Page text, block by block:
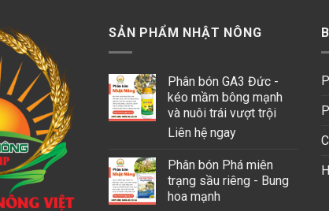
SẢN PHẨM NHẬT NÔNG
Phân bón GA3 Đức -
kéo mầm bông mạnh
và nuôi trái vượt trội
Liên hệ ngay
Phân bón Phá miên
trạng sầu riêng - Bung
hoa mạnh